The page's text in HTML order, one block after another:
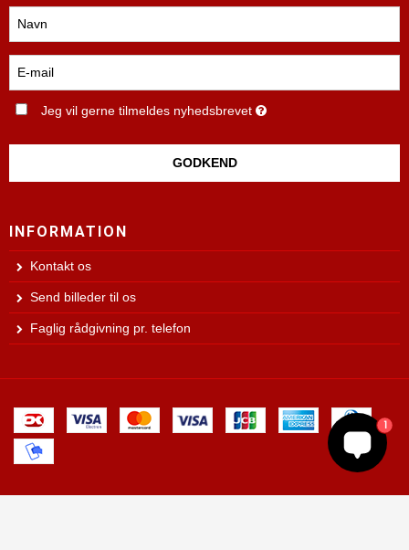
Jeg vil gerne tilmeldes nyhedsbrevet
GODKEND
INFORMATION
Kontakt os
Send billeder til os
Faglig rådgivning pr. telefon
1